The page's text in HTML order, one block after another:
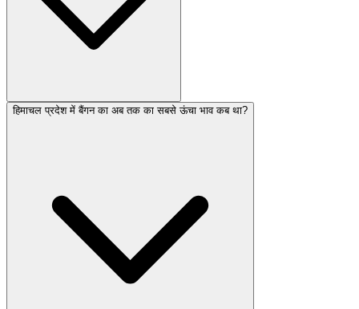
हिमाचल प्रदेश में बैंगन का अब तक का सबसे ऊंचा भाव कब था?